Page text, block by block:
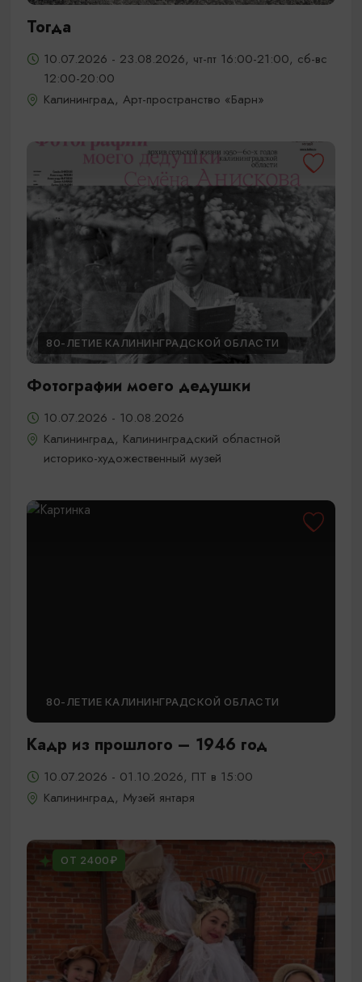
Тогда
10.07.2026 - 23.08.2026, чт-пт 16:00-21:00, сб-вс
12:00-20:00
Калининград, Арт-пространство «Барн»
80-ЛЕТИЕ КАЛИНИНГРАДСКОЙ ОБЛАСТИ
Фотографии моего дедушки
10.07.2026 - 10.08.2026
Калининград, Калининградский областной
историко-художественный музей
80-ЛЕТИЕ КАЛИНИНГРАДСКОЙ ОБЛАСТИ
Кадр из прошлого – 1946 год
10.07.2026 - 01.10.2026, ПТ в 15:00
Калининград, Музей янтаря
ОТ 2400₽